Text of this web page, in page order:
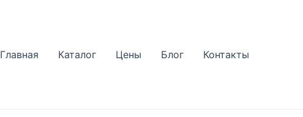
Главная Каталог Цены Блог Контакты